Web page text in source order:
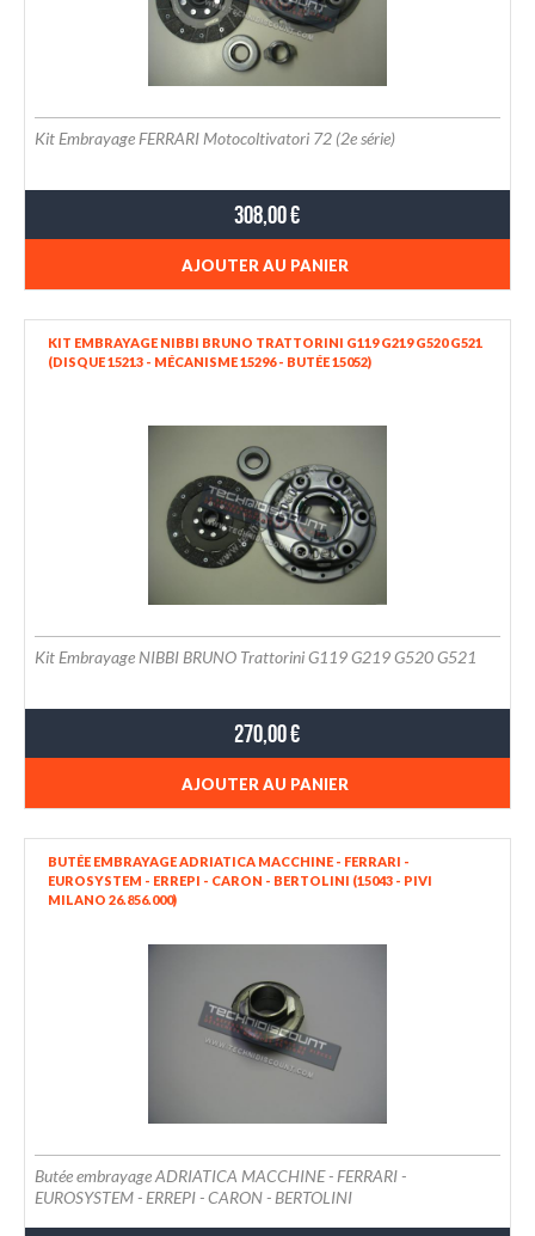
Kit Embrayage FERRARI Motocoltivatori 72 (2e série)
308,00 €
AJOUTER AU PANIER
KIT EMBRAYAGE NIBBI BRUNO TRATTORINI G119 G219 G520 G521
(DISQUE 15213 - MÉCANISME 15296 - BUTÉE 15052)
Kit Embrayage NIBBI BRUNO Trattorini G119 G219 G520 G521
270,00 €
AJOUTER AU PANIER
BUTÉE EMBRAYAGE ADRIATICA MACCHINE - FERRARI -
EUROSYSTEM - ERREPI - CARON - BERTOLINI (15043 - PIVI
MILANO 26.856.000)
Butée embrayage ADRIATICA MACCHINE - FERRARI -
EUROSYSTEM - ERREPI - CARON - BERTOLINI